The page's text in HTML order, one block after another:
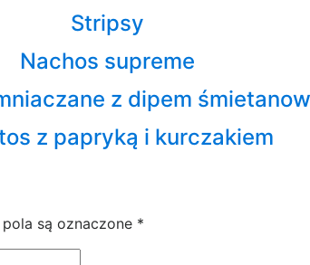
Stripsy
Nachos supreme
z dipem
z papryką i kurczakiem
są oznaczone *